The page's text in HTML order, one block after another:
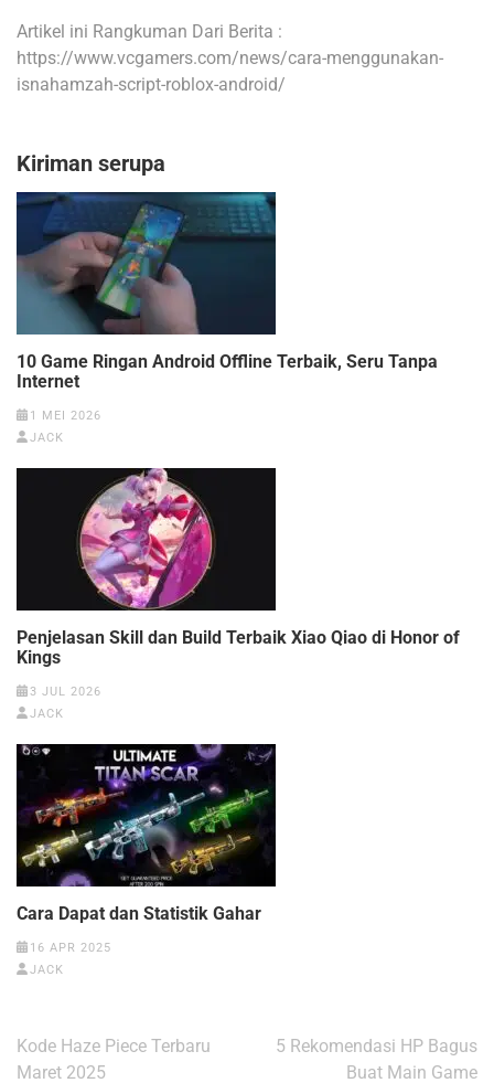
Artikel ini Rangkuman Dari Berita :
https://www.vcgamers.com/news/cara-menggunakan-
isnahamzah-script-roblox-android/
Kiriman serupa
10 Game Ringan Android Offline Terbaik, Seru Tanpa
Internet
1 MEI 2026
JACK
Penjelasan Skill dan Build Terbaik Xiao Qiao di Honor of
Kings
3 JUL 2026
JACK
Cara Dapat dan Statistik Gahar
16 APR 2025
JACK
Navigasi
pos
Kode Haze Piece Terbaru
Maret 2025
5 Rekomendasi HP Bagus
Buat Main Game